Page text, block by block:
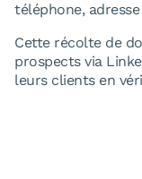
téléphone,
Cette récolte de
prospects via
leurs clients en